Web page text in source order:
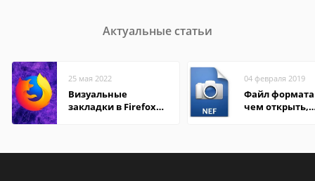
Актуальные статьи
25 мая 2022
Визуальные
закладки в Firefox
04 февраля 2019
Файл формата
чем открыть,